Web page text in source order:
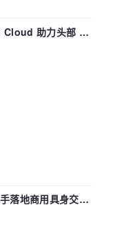
Cloud 助力头部 AI
落地商用具身交互